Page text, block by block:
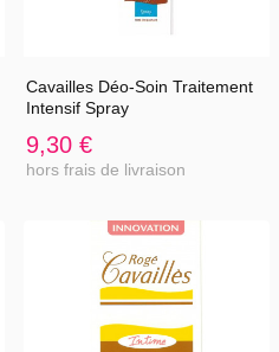
Cavailles Déo-Soin Traitement
Intensif Spray
9,30 €
hors frais de livraison